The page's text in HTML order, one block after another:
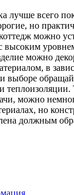
лучше всего
но
можно
высоким
можно
в
выборе
можно
но
должным